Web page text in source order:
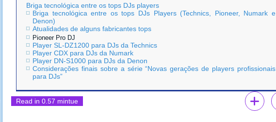
Briga tecnológica entre os tops DJs players
Briga tecnológica entre os tops DJs Players (Technics, Pioneer, Numark e
Denon)
Atualidades de alguns fabricantes tops
Pioneer Pro DJ
Player SL-DZ1200 para DJs da Technics
Player CDX para DJs da Numark
Player DN-S1000 para DJs da Denon
Considerações finais sobre a série “Novas gerações de players profissionais
para DJs”
Read in 0.57 mintue